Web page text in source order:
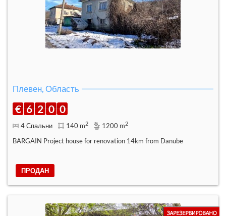
Плевен, Область
€ 6 2 0 0
4 Спальни 140 m2 1200 m2
BARGAIN Project house for renovation 14km from Danube
ПРОДАН